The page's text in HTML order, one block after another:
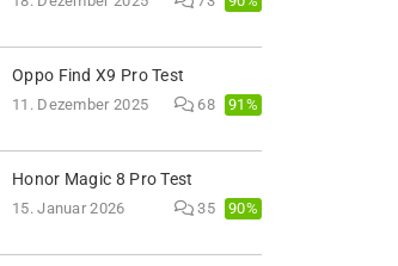
Oppo Find X9 Pro Test
11. Dezember 2025 68 91%
Honor Magic 8 Pro Test
15. Januar 2026 35 90%